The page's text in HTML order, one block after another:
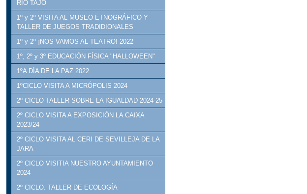
RÍO TAJO
1º y 2º VISITA AL MUSEO ETNOGRÁFICO Y
TALLER DE JUEGOS TRADIDIONALES
1º y 2º ¡NOS VAMOS AL TEATRO! 2022
1º, 2º y 3º EDUCACIÓN FÍSICA "HALLOWEEN"
1ºA DÍA DE LA PAZ 2022
1ºCICLO VISITA A MICRÓPOLIS 2024
2º CICLO TALLER SOBRE LA IGUALDAD 2024-25
2º CICLO VISITA A EXPOSICIÓN LA CAIXA
2023/24
2º CICLO VISITA AL CERI DE SEVILLEJA DE LA
JARA
2º CICLO VISITIA NUESTRO AYUNTAMIENTO
2024
2º CICLO. TALLER DE ECOLOGÍA